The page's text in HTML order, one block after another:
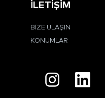
İLETIŞIM
BIZE ULAŞIN
KONUMLAR